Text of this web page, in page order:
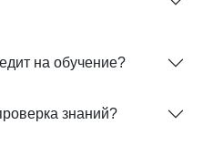
на обучение?
знаний?